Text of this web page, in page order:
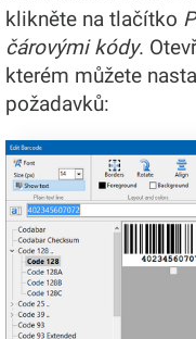
klikněte na tlačítko
čárovými kódy.
kterém můžete
požadavků: